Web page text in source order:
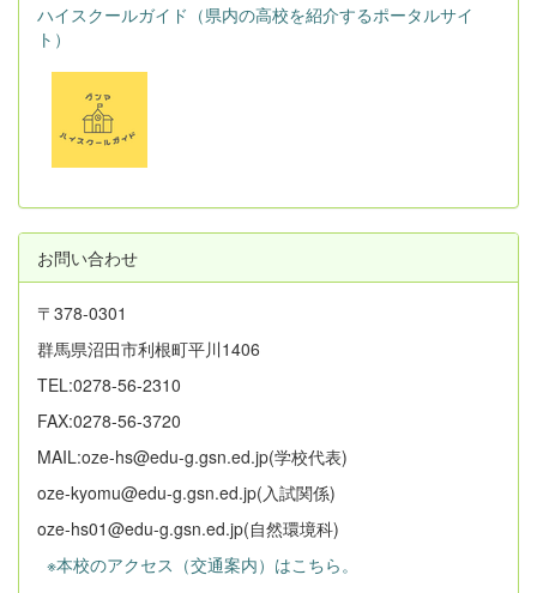
ハイスクールガイド（県内の高校を紹介するポータルサイ
ト）
お問い合わせ
〒378-0301
群馬県沼田市利根町平川1406
TEL:0278-56-2310
FAX:0278-56-3720
MAIL:oze-hs@edu-g.gsn.ed.jp(学校代表)
oze-kyomu@edu-g.gsn.ed.jp(入試関係)
oze-hs01@edu-g.gsn.ed.jp(自然環境科)
※本校のアクセス（交通案内）はこちら。